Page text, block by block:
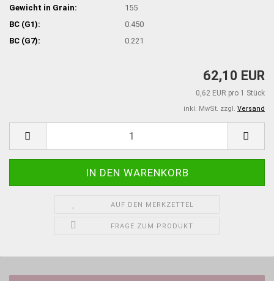
Gewicht in Grain:
155
BC (G1):
0.450
BC (G7):
0.221
62,10 EUR
0,62 EUR pro 1 Stück
inkl. MwSt. zzgl. Versand
AUF DEN MERKZETTEL
FRAGE ZUM PRODUKT